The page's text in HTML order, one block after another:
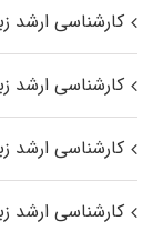
کارشناسی ارشد
کارشناسی ارشد
کارشناسی ارشد
کارشناسی ارشد